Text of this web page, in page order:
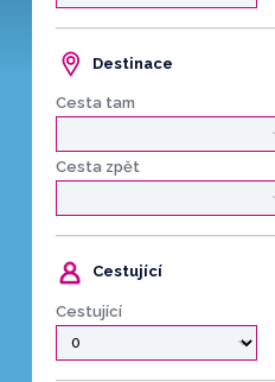
Destinace
Cesta tam
Cesta zpět
Cestující
Cestující